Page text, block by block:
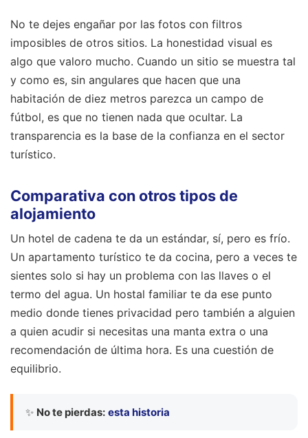
No te dejes engañar por las fotos con filtros
imposibles de otros sitios. La honestidad visual es
algo que valoro mucho. Cuando un sitio se muestra tal
y como es, sin angulares que hacen que una
habitación de diez metros parezca un campo de
fútbol, es que no tienen nada que ocultar. La
transparencia es la base de la confianza en el sector
turístico.
Comparativa con otros tipos de
alojamiento
Un hotel de cadena te da un estándar, sí, pero es frío.
Un apartamento turístico te da cocina, pero a veces te
sientes solo si hay un problema con las llaves o el
termo del agua. Un hostal familiar te da ese punto
medio donde tienes privacidad pero también a alguien
a quien acudir si necesitas una manta extra o una
recomendación de última hora. Es una cuestión de
equilibrio.
✨ No te pierdas: esta historia